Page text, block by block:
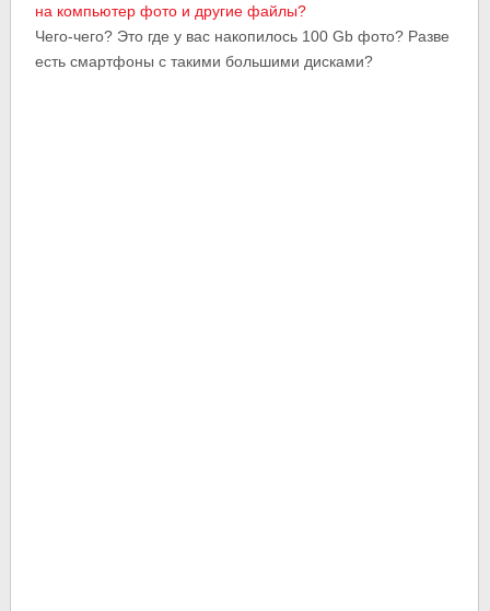
на компьютер фото и другие файлы?
Чего-чего? Это где у вас накопилось 100 Gb фото? Разве
есть смартфоны с такими большими дисками?